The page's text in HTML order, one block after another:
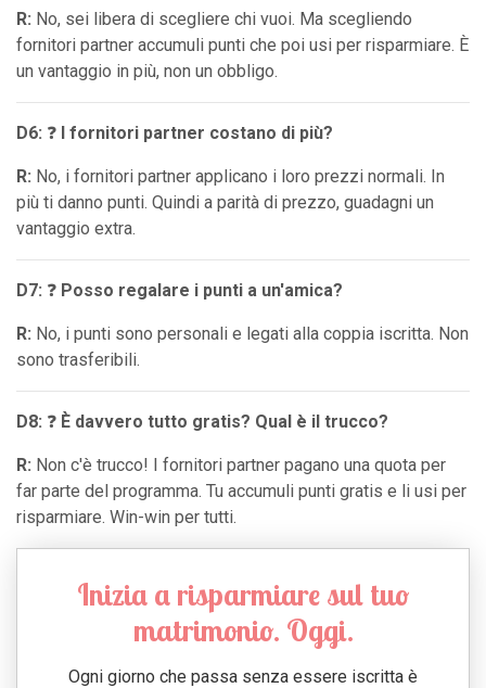
R: No, sei libera di scegliere chi vuoi. Ma scegliendo
fornitori partner accumuli punti che poi usi per risparmiare. È
un vantaggio in più, non un obbligo.
D6: ❓ I fornitori partner costano di più?
R: No, i fornitori partner applicano i loro prezzi normali. In
più ti danno punti. Quindi a parità di prezzo, guadagni un
vantaggio extra.
D7: ❓ Posso regalare i punti a un'amica?
R: No, i punti sono personali e legati alla coppia iscritta. Non
sono trasferibili.
D8: ❓ È davvero tutto gratis? Qual è il trucco?
R: Non c'è trucco! I fornitori partner pagano una quota per
far parte del programma. Tu accumuli punti gratis e li usi per
risparmiare. Win-win per tutti.
Inizia a risparmiare sul tuo
matrimonio. Oggi.
Ogni giorno che passa senza essere iscritta è